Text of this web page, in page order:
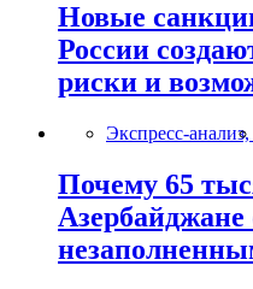
Новые
России
риски и
Экспресс-анализ,
Почему 65
Азербайджане